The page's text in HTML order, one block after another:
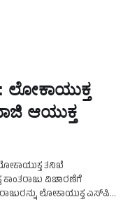
ಲೋಕಾಯುಕ್ತ
ಆಯುಕ್ತ
ತನಿಖೆ
ವಿಚಾರಣೆಗೆ
ಲೋಕಾಯುಕ್ತ ಎಸ್‌ಪಿ